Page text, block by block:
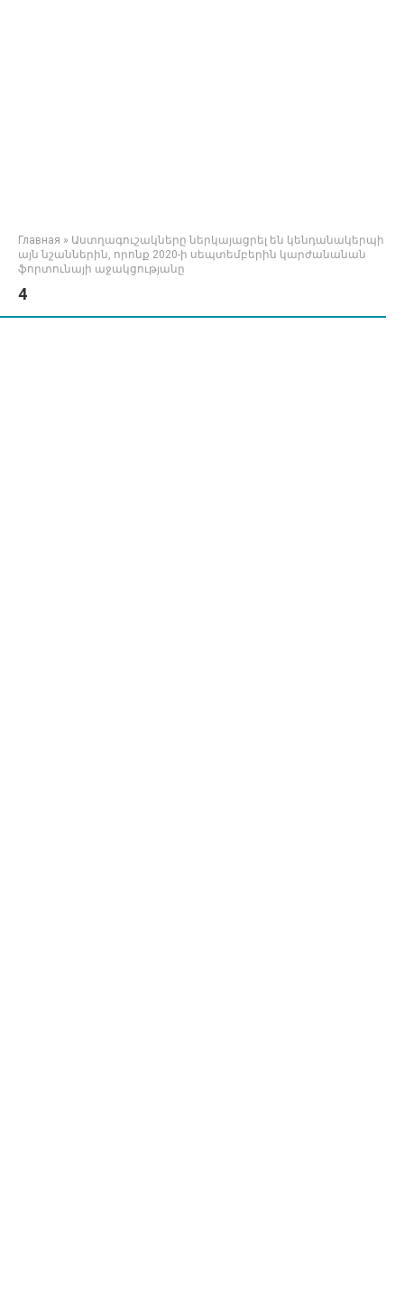
Главная » Աստղագուշակները ներկայացրել են կենդանակերպի
այն նշաններին, որոնք 2020-ի սեպտեմբերին կարժանանան
ֆորտունայի աջակցությանը
4